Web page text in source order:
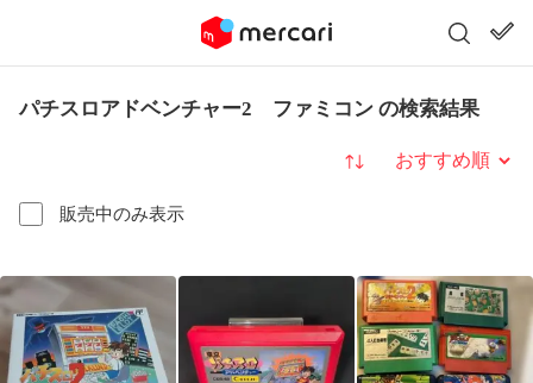
パチスロアドベンチャー2 ファミコン の検索結果
販売中のみ表示
並び替え